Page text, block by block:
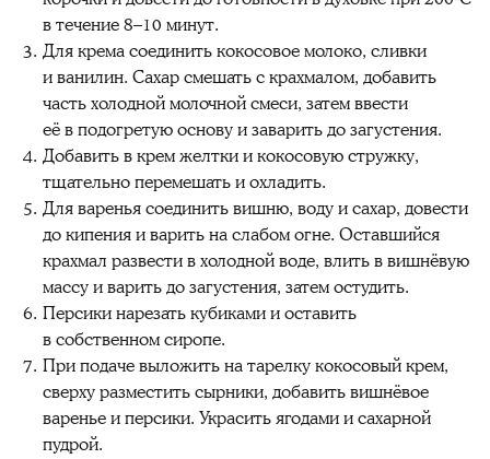
в течение 8–10 минут.
Для крема соединить кокосовое молоко, сливки
и ванилин. Сахар смешать с крахмалом, добавить
часть холодной молочной смеси, затем ввести
её в подогретую основу и заварить до загустения.
Добавить в крем желтки и кокосовую стружку,
тщательно перемешать и охладить.
Для варенья соединить вишню, воду и сахар, довести
до кипения и варить на слабом огне. Оставшийся
крахмал развести в холодной воде, влить в вишнёвую
массу и варить до загустения, затем остудить.
Персики нарезать кубиками и оставить
в собственном сиропе.
При подаче выложить на тарелку кокосовый крем,
сверху разместить сырники, добавить вишнёвое
варенье и персики. Украсить ягодами и сахарной
пудрой.